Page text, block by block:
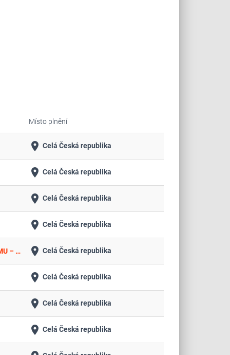
Místo plnění
place Celá Česká republika
place Celá Česká republika
place Celá Česká republika
place Celá Česká republika
Reagencie a materiál pro zajištění výroby léčivých přípravků v rámci klinického výzkumu Centra excelence CREATIC LF MU – rámcová dohoda 2026 až 2028 place Celá Česká republika
place Celá Česká republika
place Celá Česká republika
place Celá Česká republika